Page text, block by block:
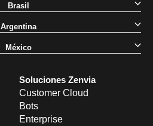
Soluciones Zenvia
Customer Cloud
Bots
Enterprise
Brasil
Argentina
México